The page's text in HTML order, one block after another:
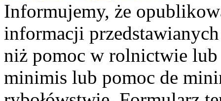
Informujemy, że
informacji
niż pomoc w rolnictwie lub
minimis lub pomoc de